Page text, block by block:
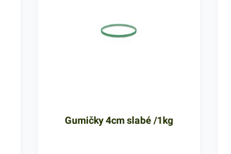
Gumičky 4cm slabé /1kg